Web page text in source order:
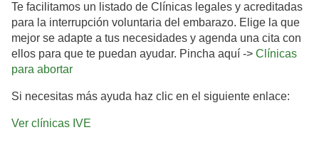
Te facilitamos un listado de Clínicas legales y acreditadas
para la interrupción voluntaria del embarazo. Elige la que
mejor se adapte a tus necesidades y agenda una cita con
ellos para que te puedan ayudar. Pincha aquí -> Clínicas
para abortar
Si necesitas más ayuda haz clic en el siguiente enlace:
Ver clínicas IVE